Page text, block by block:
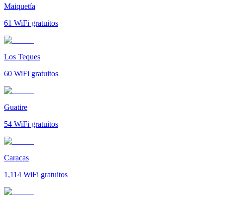
Maiquetía
61 WiFi gratuitos
Los Teques
60 WiFi gratuitos
Guatire
54 WiFi gratuitos
Caracas
1,114 WiFi gratuitos